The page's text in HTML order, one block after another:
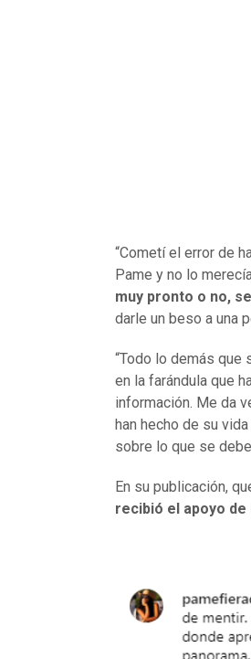
“Cometí el error de
Pame y no lo
muy pronto o no,
darle un beso a una
“Todo lo demás
en la farándula que
información. Me da
han hecho de su
sobre lo que se
En su publicación,
recibió el apoyo de